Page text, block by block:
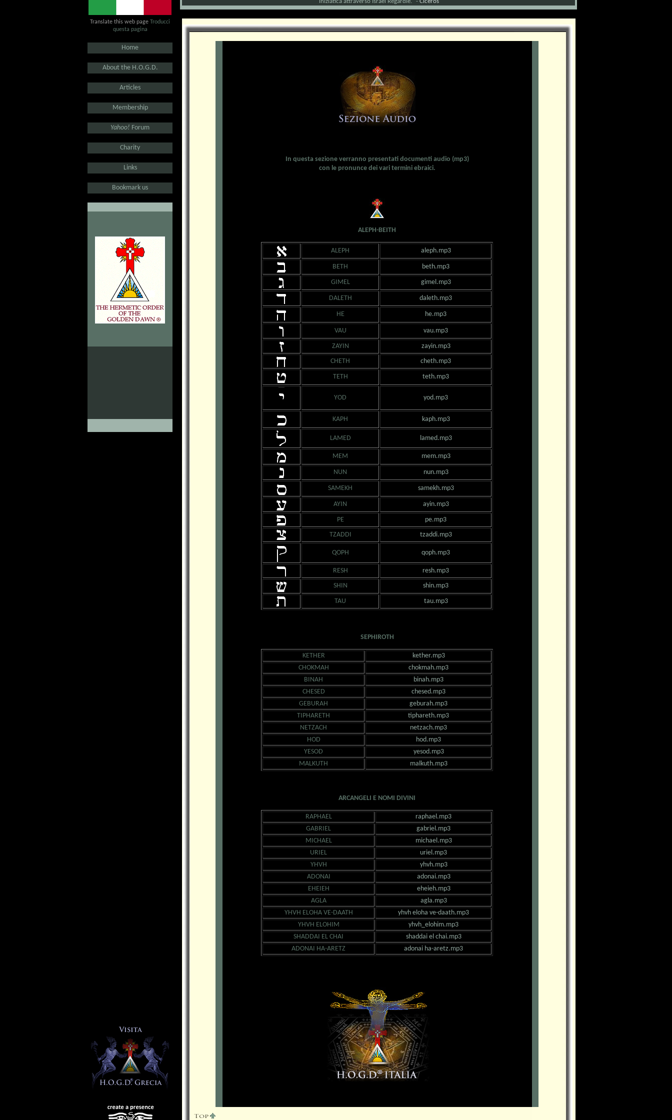
Translate this web page Troducci
questa pagina
Home
About the H.O.G.D.
Articles
Membership
Yahoo! Forum
Charity
Links
Bookmark us
In questa sezione verranno presentati documenti audio (mp3)
con le pronunce dei vari termini ebraici.
ALEPH-BEITH
ALEPH aleph.mp3
BETH beth.mp3
GIMEL gimel.mp3
DALETH daleth.mp3
HE he.mp3
VAU vau.mp3
ZAYIN
zayin.mp3
CHETH
cheth.mp3
TETH teth.mp3
YOD yod.mp3
KAPH kaph.mp3
LAMED lamed.mp3
MEM mem.mp3
NUN nun.mp3
SAMEKH samekh.mp3
AYIN ayin.mp3
PE
pe.mp3
TZADDI
tzaddi.mp3
QOPH qoph.mp3
RESH
resh.mp3
SHIN
shin.mp3
TAU tau.mp3
SEPHIROTH
KETHER
kether.mp3
CHOKMAH
chokmah.mp3
BINAH
binah.mp3
CHESED
chesed.mp3
GEBURAH
geburah.mp3
TIPHARETH
tiphareth.mp3
NETZACH
netzach.mp3
HOD
hod.mp3
YESOD
yesod.mp3
MALKUTH
malkuth.mp3
ARCANGELI E NOMI DIVINI
RAPHAEL
raphael.mp3
GABRIEL
gabriel.mp3
MICHAEL
michael.mp3
URIEL
uriel.mp3
YHVH
yhvh.mp3
ADONAI
adonai.mp3
EHEIEH
eheieh.mp3
AGLA
agla.mp3
YHVH ELOHA VE-DAATH
yhvh eloha ve-daath.mp3
YHVH ELOHIM
yhvh_elohim.mp3
SHADDAI EL CHAI
shaddai el chai.mp3
ADONAI HA-ARETZ
adonai ha-aretz.mp3